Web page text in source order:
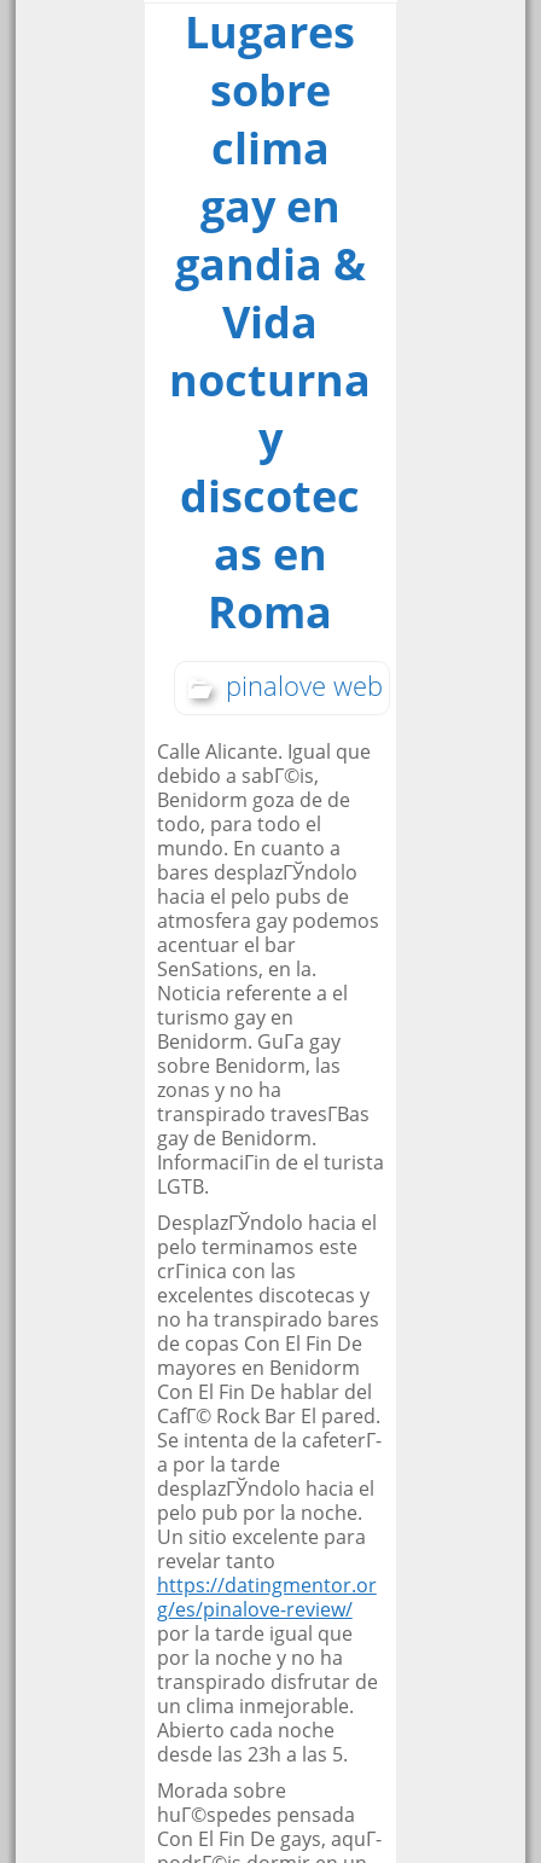
Lugares
sobre
clima
gay en
gandia &
Vida
nocturna
y
discotec
as en
Roma
pinalove web
Calle Alicante. Igual que
debido a sabГ©is,
Benidorm goza de de
todo, para todo el
mundo. En cuanto a
bares desplazГЎndolo
hacia el pelo pubs de
atmosfera gay podemos
acentuar el bar
SenSations, en la.
Noticia referente a el
turismo gay en
Benidorm. GuГ­a gay
sobre Benidorm, las
zonas y no ha
transpirado travesГ­В­as
gay de Benidorm.
InformaciГіn de el turista
LGTB.
DesplazГЎndolo hacia el
pelo terminamos este
crГіnica con las
excelentes discotecas y
no ha transpirado bares
de copas Con El Fin De
mayores en Benidorm
Con El Fin De hablar del
CafГ© Rock Bar El pared.
Se intenta de la cafeterГ­
a por la tarde
desplazГЎndolo hacia el
pelo pub por la noche.
Un sitio excelente para
revelar tanto
https://datingmentor.or
g/es/pinalove-review/
por la tarde igual que
por la noche y no ha
transpirado disfrutar de
un clima inmejorable.
Abierto cada noche
desde las 23h a las 5.
Morada sobre
huГ©spedes pensada
Con El Fin De gays, aquГ­